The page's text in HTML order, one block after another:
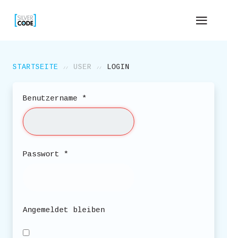
STARTSEITE USER LOGIN
Benutzername *
Passwort *
Angemeldet bleiben